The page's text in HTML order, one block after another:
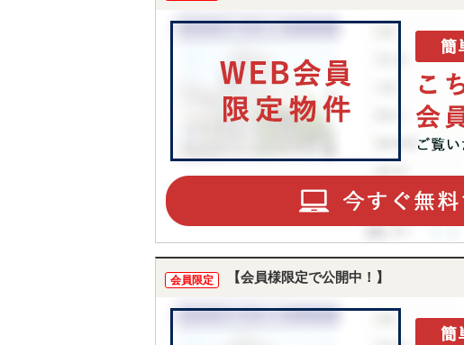
会員限定 【会員様限定で公開中！】